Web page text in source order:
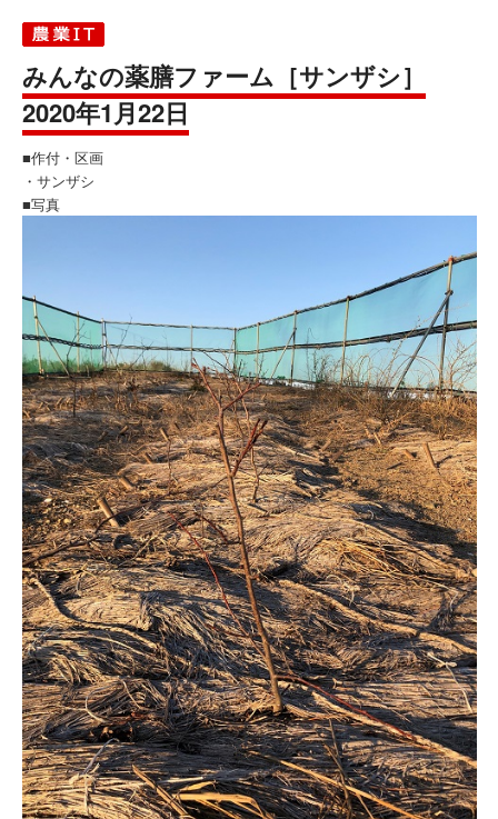
みんなの薬膳ファーム［サンザシ］
2020年1月22日
■作付・区画
・サンザシ
■写真